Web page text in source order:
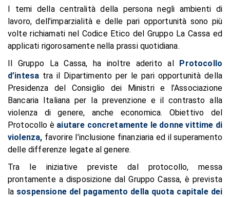
I temi della centralità della persona negli ambienti di
lavoro, dell’imparzialità e delle pari opportunità sono più
volte richiamati nel Codice Etico del Gruppo La Cassa ed
applicati rigorosamente nella prassi quotidiana.
Il Gruppo La Cassa, ha inoltre aderito al Protocollo
d’intesa tra il Dipartimento per le pari opportunità della
Presidenza del Consiglio dei Ministri e l’Associazione
Bancaria Italiana per la prevenzione e il contrasto alla
violenza di genere, anche economica. Obiettivo del
Protocollo è aiutare concretamente le donne vittime di
violenza, favorire l’inclusione finanziaria ed il superamento
delle differenze legate al genere.
Tra le iniziative previste dal protocollo, messa
prontamente a disposizione dal Gruppo Cassa, è prevista
la sospensione del pagamento della quota capitale dei